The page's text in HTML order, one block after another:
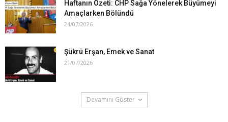
Haftanın Özeti: CHP Sağa Yönelerek Büyümeyi
Amaçlarken Bölündü
24/07/2026
Şükrü Erşan, Emek ve Sanat
21/07/2026
Devamını Göster